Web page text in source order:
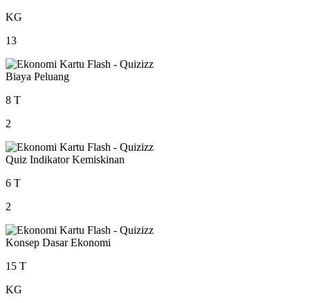
KG
13
Biaya Peluang
8 T
2
Quiz Indikator Kemiskinan
6 T
2
Konsep Dasar Ekonomi
15 T
KG